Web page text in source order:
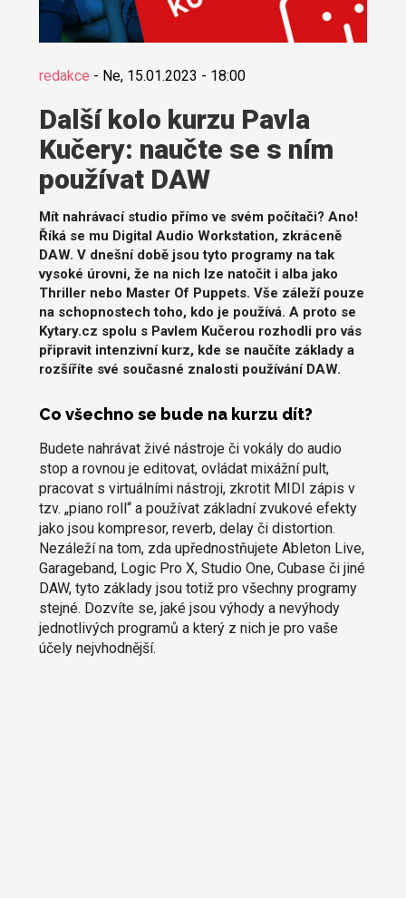
redakce - Ne, 15.01.2023 - 18:00
Další kolo kurzu Pavla
Kučery: naučte se s ním
používat DAW
Mít nahrávací studio přímo ve svém počítači? Ano!
Říká se mu Digital Audio Workstation, zkráceně
DAW. V dnešní době jsou tyto programy na tak
vysoké úrovni, že na nich lze natočit i alba jako
Thriller nebo Master Of Puppets. Vše záleží pouze
na schopnostech toho, kdo je používá. A proto se
Kytary.cz spolu s Pavlem Kučerou rozhodli pro vás
připravit intenzivní kurz, kde se naučíte základy a
rozšíříte své současné znalosti používání DAW.
Co všechno se bude na kurzu dít?
Budete nahrávat živé nástroje či vokály do audio
stop a rovnou je editovat, ovládat mixážní pult,
pracovat s virtuálními nástroji, zkrotit MIDI zápis v
tzv. „piano roll“ a používat základní zvukové efekty
jako jsou kompresor, reverb, delay či distortion.
Nezáleží na tom, zda upřednostňujete Ableton Live,
Garageband, Logic Pro X, Studio One, Cubase či jiné
DAW, tyto základy jsou totiž pro všechny programy
stejné. Dozvíte se, jaké jsou výhody a nevýhody
jednotlivých programů a který z nich je pro vaše
účely nejvhodnější.